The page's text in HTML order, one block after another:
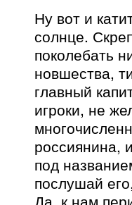
Ну вот и
солнце.
поколебать
новшества,
главный
игроки, не
россиянина,
под
послушай
Да, к нам